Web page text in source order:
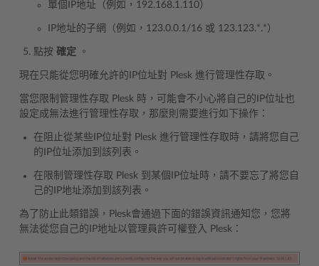
單個IP地址（例如，192.168.1.110）
IP地址的子網（例如，123.0.0.1/16 或 123.123.*.*）
點按 確定 。
現在只能從您明確允許的IP位址對 Plesk 進行管理性存取。
當您限制管理性存取 Plesk 時，可能會不小心將自己的IP位址也
設定成無法進行管理性存取，那麼則需要進行如下操作：
在阻止從某些IP位址對 Plesk 進行管理性存取時，請將您自己
的IP位址添加到該列表。
在限制管理性存取 Plesk 到某個IP位址時，請不要忘了將您自
己的IP地址添加到該列表。
為了防止此類錯誤，Plesk會通過下面的錯誤資訊通知您，您將
無法從您自己的IP地址以管理員許可權登入 Plesk：